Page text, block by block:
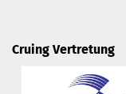
Cruing Vertretung